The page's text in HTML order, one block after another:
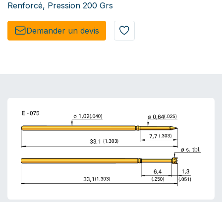
Renforcé, Pression 200 Grs
Demander un de​​vis​​